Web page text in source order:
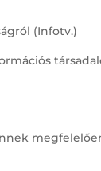
(Infotv.)